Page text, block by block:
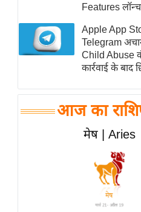
समसामयिक
मातृभूमि
स्तंभ
आई.
चाय पर
समीक्षा
Features लॉन्च
Apple App
Telegram
Child Abuse
कार्रवाई के बाद
आज का
मेष | Aries